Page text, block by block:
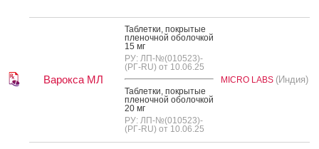
Варокса МЛ
Таб­летки, пок­ры­тые
пле­ноч­ной обо­лоч­кой
15 мг
РУ: ЛП-№(010523)-
(РГ-RU) от 10.06.25
Таб­летки, пок­ры­тые
пле­ноч­ной обо­лоч­кой
20 мг
РУ: ЛП-№(010523)-
(РГ-RU) от 10.06.25
MICRO LABS (Индия)